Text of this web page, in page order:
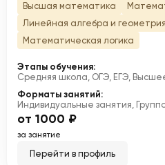
Высшая математика
Линейная алгебра и геометрия
Математическая логика
Этапы обучения:
Средняя школа, ОГЭ, ЕГЭ,
Форматы занятий:
Индивидуальные занятия,
от 1000 ₽
за занятие
Перейти в профиль